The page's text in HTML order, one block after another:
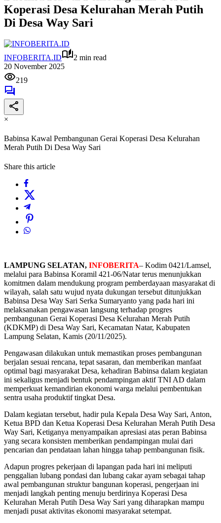
Koperasi Desa Kelurahan Merah Putih
Di Desa Way Sari
INFOBERITA.ID
2 min read
20 November 2025
219
×
Babinsa Kawal Pembangunan Gerai Koperasi Desa Kelurahan
Merah Putih Di Desa Way Sari
Share this article
LAMPUNG SELATAN, INFOBERITA– Kodim 0421/Lamsel,
melalui para Babinsa Koramil 421-06/Natar terus menunjukkan
komitmen dalam mendukung program pemberdayaan masyarakat di
wilayah, salah satu wujud nyata dukungan tersebut ditunjukkan
Babinsa Desa Way Sari Serka Sumaryanto yang pada hari ini
melaksanakan pengawasan langsung terhadap progres
pembangunan Gerai Koperasi Desa Kelurahan Merah Putih
(KDKMP) di Desa Way Sari, Kecamatan Natar, Kabupaten
Lampung Selatan, Kamis (20/11/2025).
Pengawasan dilakukan untuk memastikan proses pembangunan
berjalan sesuai rencana, tepat sasaran, dan memberikan manfaat
optimal bagi masyarakat Desa, kehadiran Babinsa dalam kegiatan
ini sekaligus menjadi bentuk pendampingan aktif TNI AD dalam
memperkuat kemandirian ekonomi warga melalui pembentukan
sentra usaha produktif tingkat Desa.
Dalam kegiatan tersebut, hadir pula Kepala Desa Way Sari, Anton,
Ketua BPD dan Ketua Koperasi Desa Kelurahan Merah Putih Desa
Way Sari, Ketiganya menyampaikan apresiasi atas peran Babinsa
yang secara konsisten memberikan pendampingan mulai dari
pencarian dan pendataan lahan hingga tahap pembangunan fisik.
Adapun progres pekerjaan di lapangan pada hari ini meliputi
penggalian lubang pondasi dan lubang cakar ayam sebagai tahap
awal pembangunan struktur bangunan koperasi, pengerjaan ini
menjadi langkah penting menuju berdirinya Koperasi Desa
Kelurahan Merah Putih Desa Way Sari yang diharapkan mampu
menjadi pusat aktivitas ekonomi masyarakat setempat.